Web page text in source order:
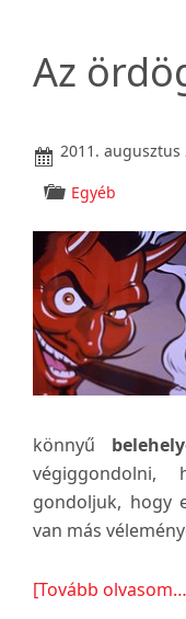
Az
2011. augusztus
Egyéb
könnyű
gondoljuk, hogy
van más
[Tovább